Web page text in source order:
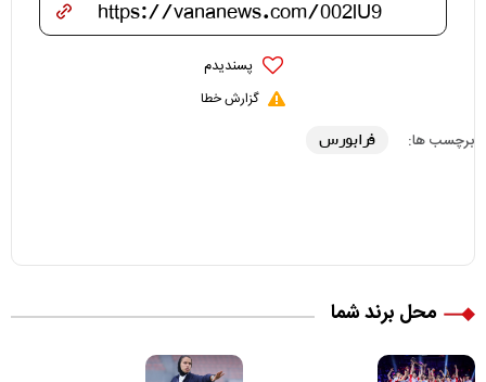
پسندیدم
گزارش خطا
برچسب ها: فرابورس
محل برند شما